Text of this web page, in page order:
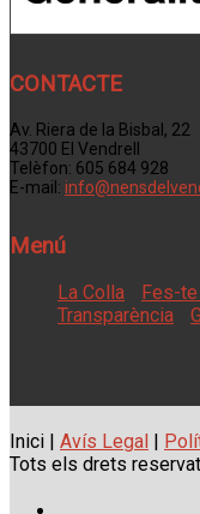
CONTACTE
Av. Riera de la Bisbal, 22
43700 El Vendrell
Telèfon: 605 684 928
E-mail:
Menú
La Colla Fes-
Transparència
Inici | Avís Legal
Tots els drets